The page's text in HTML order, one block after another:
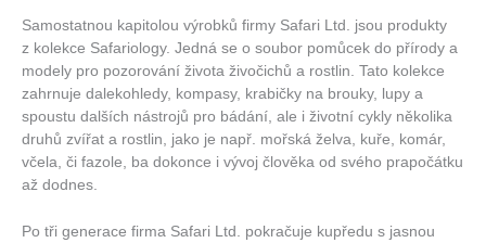
Samostatnou kapitolou výrobků firmy Safari Ltd. jsou produkty
z kolekce Safariology. Jedná se o soubor pomůcek do přírody a
modely pro pozorování života živočichů a rostlin. Tato kolekce
zahrnuje dalekohledy, kompasy, krabičky na brouky, lupy a
spoustu dalších nástrojů pro bádání, ale i životní cykly několika
druhů zvířat a rostlin, jako je např. mořská želva, kuře, komár,
včela, či fazole, ba dokonce i vývoj člověka od svého prapočátku
až dodnes.
Po tři generace firma Safari Ltd. pokračuje kupředu s jasnou